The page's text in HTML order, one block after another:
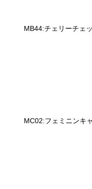
MB44:チェリーチェ
MC02:フェミニンキ